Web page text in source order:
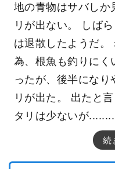
地の青物はサバしか
リが出ない。 しば
は退散したようだ。
為、根魚も釣りにく
ったが、後半になり
リが出た。 出たと
タリは少ないが
続